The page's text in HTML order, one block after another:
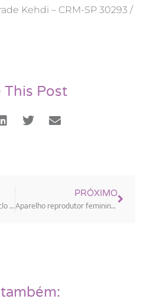
Kehdi – CRM-SP 30293 /
This Post
Colo do útero durante o ciclo menstrual: aberto ou fechado
PRÓXIMO
Aparelho reprodutor feminino: conheça o seu